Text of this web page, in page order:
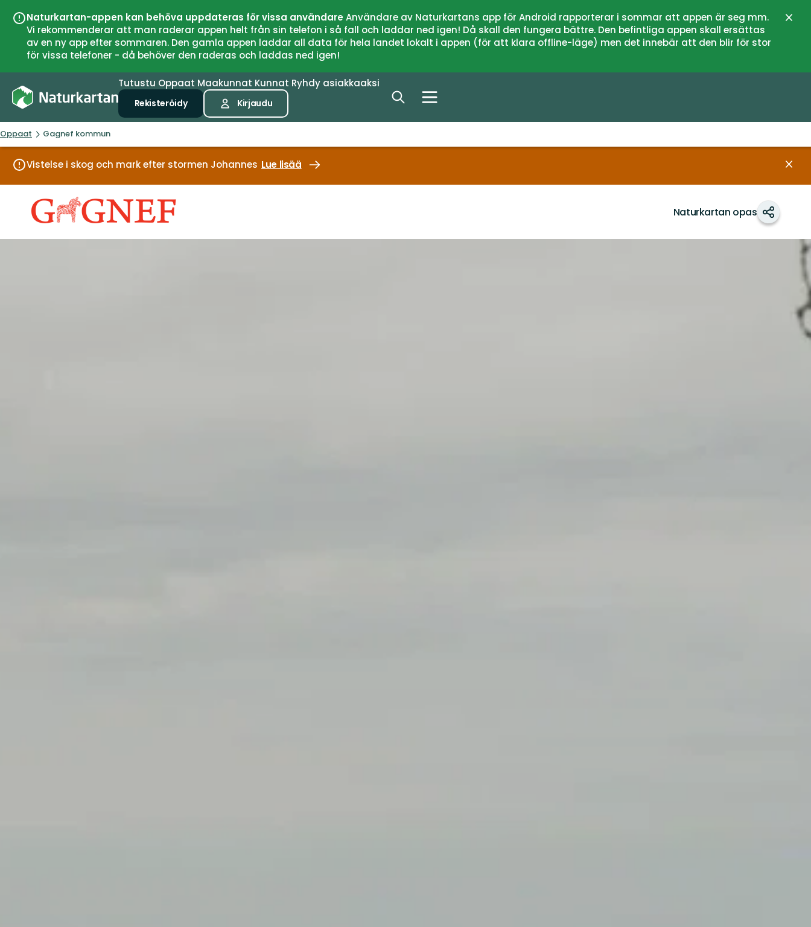
Naturkartan-appen kan behöva uppdateras för vissa användareAnvändare av Naturkartans app för Android rapporterar i sommar att appen är seg mm.
Vi rekommenderar att man raderar appen helt från sin telefon i så fall och laddar ned igen! Då skall den fungera bättre. Den befintliga appen skall ersättas
av en ny app efter sommaren. Den gamla appen laddar all data för hela landet lokalt i appen (för att klara offline-läge) men det innebär att den blir för stor
för vissa telefoner - då behöver den raderas och laddas ned igen!
Sulje
Tutustu Oppaat Maakunnat Kunnat Ryhdy asiakkaaksi
Rekisteröidy Kirjaudu
Oppaat Gagnef kommun
Vistelse i skog och mark efter stormen Johannes Lue lisää Sulje
Gagnef
Naturkartan opas Jaa